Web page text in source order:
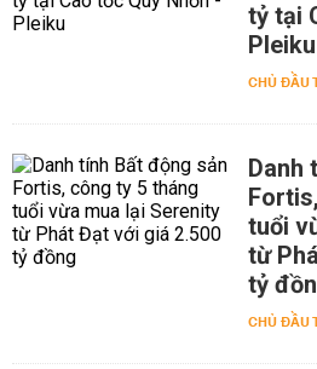
tỷ tại
Pleiku
CHỦ ĐẦU
Danh
tuổi
từ
tỷ
CHỦ ĐẦU